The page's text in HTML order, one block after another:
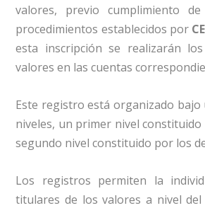
valores, previo cumplimiento
procedimientos establecidos por
esta inscripción se realizarán
valores en las cuentas
Este registro está organizado bajo
niveles, un primer nivel
segundo nivel constituido por los
Los registros permiten la
titulares de los valores a nivel